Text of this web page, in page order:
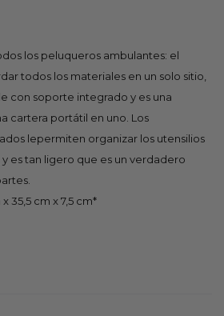
los peluqueros ambulantes: el
todos los materiales en un solo sitio,
con soporte integrado y es una
cartera portátil en uno. Los
lepermiten organizar los utensilios
es tan ligero que es un verdadero
35,5 cm x 7,5 cm*